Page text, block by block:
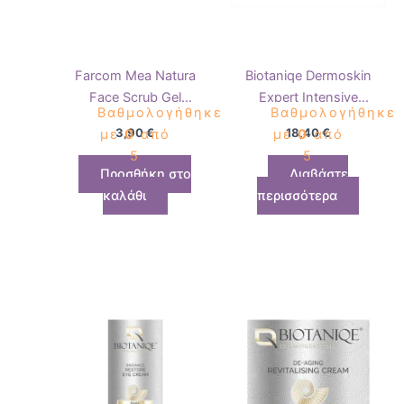
Farcom Mea Natura
Face Scrub Gel
Pomegranate 100ml
Βαθμολογήθηκε
με0από
5
3,90€
Προσθήκη στο
καλάθι
Biotaniqe Dermoskin
Expert Intensive
Lifting Cream 50+
Βαθμολογήθηκε
με0από
5
18,40€
Διαβάστε
περισσότερα